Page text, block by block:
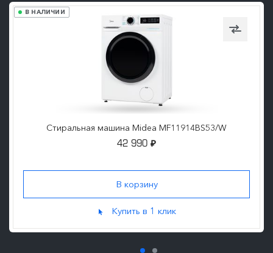
В НАЛИЧИИ
Стиральная машина Midea MF11914BS53/W
42 990 ₽
Купить в 1 клик